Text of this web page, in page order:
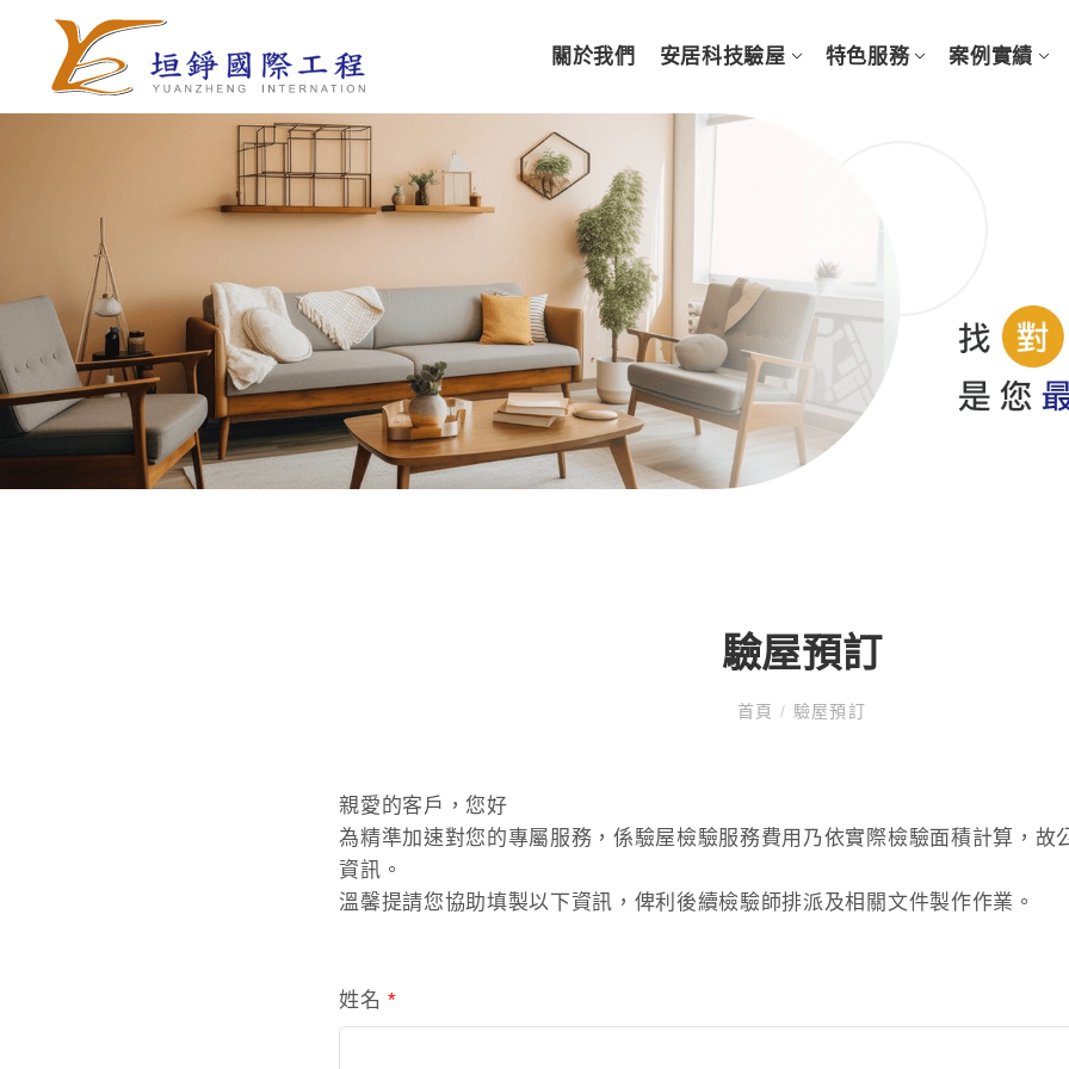
關於我們 安居科技驗屋 特色服務 案例實績
驗屋預訂
首頁 / 驗屋預訂
親愛的客戶，您好
為精準加速對您的專屬服務，係驗屋檢驗服務費用乃依實際檢驗面積計算，故
資訊。
溫馨提請您協助填製以下資訊，俾利後續檢驗師排派及相關文件製作作業。
姓名*